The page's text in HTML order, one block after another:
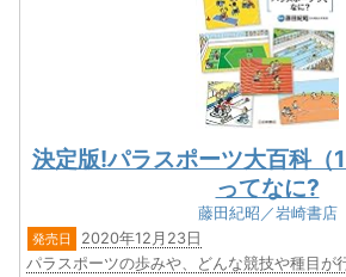
決定版!パラスポーツ大百科（
ってなに?
藤田紀昭／岩崎書店
発売日
2020年12月23日
パラスポーツの歩みや、どんな競技や種目が